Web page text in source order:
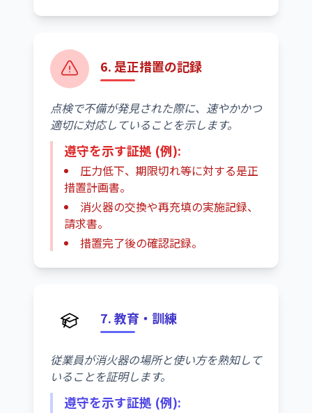
6. 是正措置の記録
点検で不備が発見された際に、速やかかつ
適切に対応していることを示します。
遵守を示す証拠 (例):
圧力低下、期限切れ等に対する是正
措置計画書。
消火器の交換や再充填の実施記録、
請求書。
措置完了後の確認記録。
7. 教育・訓練
従業員が消火器の場所と使い方を熟知して
いることを証明します。
遵守を示す証拠 (例):